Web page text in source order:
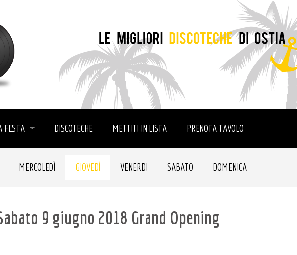
FESTA DISCOTECHE METTITI IN LISTA PRENOTA TAVOLO
MERCOLEDÌ GIOVEDÌ VENERDI SABATO DOMENICA
9 giugno 2018 Grand Opening